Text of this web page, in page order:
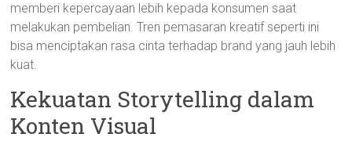
memberi kepercayaan lebih kepada konsumen saat
melakukan pembelian. Tren pemasaran kreatif seperti ini
bisa menciptakan rasa cinta terhadap brand yang jauh lebih
kuat.
Kekuatan Storytelling dalam
Konten Visual